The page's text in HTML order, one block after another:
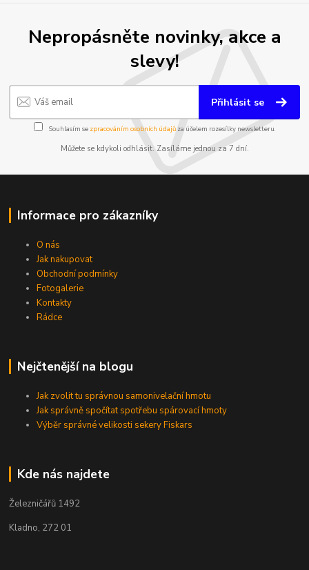
Nepropásněte novinky, akce a
slevy!
Přihlásit se
Souhlasím se zpracováním osobních údajůza účelem rozesílky newsletteru.
Můžete se kdykoli odhlásit. Zasíláme jednou za 7 dní.
Informace pro zákazníky
O nás
Jak nakupovat
Obchodní podmínky
Fotogalerie
Kontakty
Rádce
Nejčtenější na blogu
Jak zvolit tu správnou samonivelační hmotu
Jak správně spočítat spotřebu spárovací hmoty
Výběr správné velikosti sekery Fiskars
Kde nás najdete
Železničářů 1492
Kladno, 272 01